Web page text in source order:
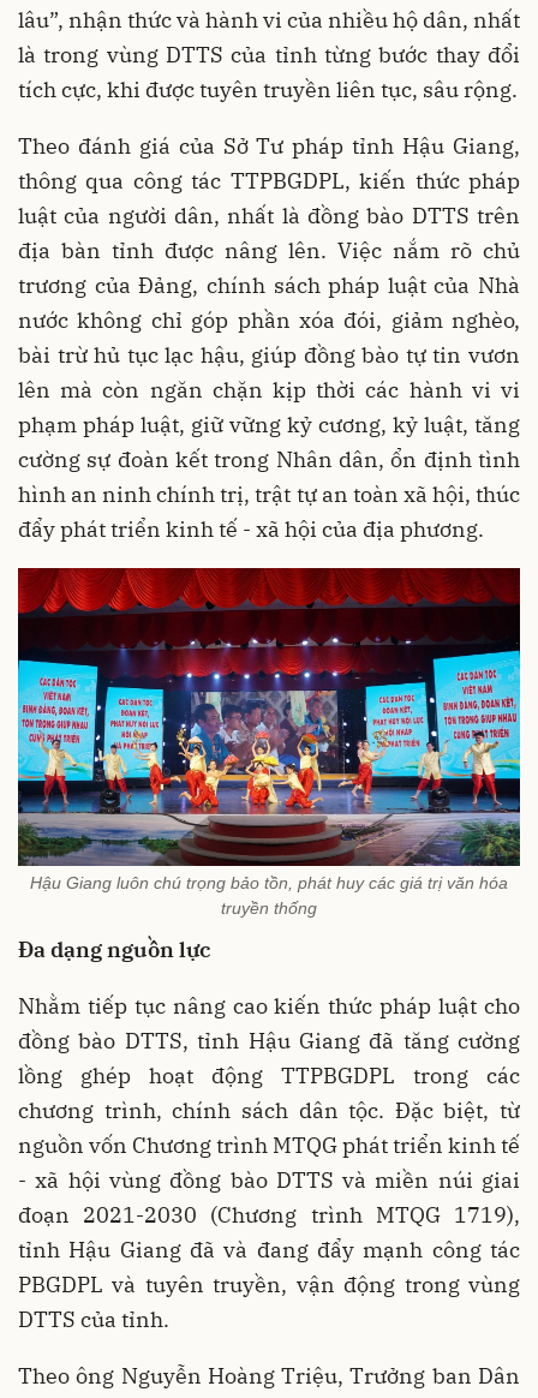
lâu”, nhận thức và hành vi của nhiều hộ dân, nhất
là trong vùng DTTS của tỉnh từng bước thay đổi
tích cực, khi được tuyên truyền liên tục, sâu rộng.
Theo đánh giá của Sở Tư pháp tỉnh Hậu Giang,
thông qua công tác TTPBGDPL, kiến thức pháp
luật của người dân, nhất là đồng bào DTTS trên
địa bàn tỉnh được nâng lên. Việc nắm rõ chủ
trương của Đảng, chính sách pháp luật của Nhà
nước không chỉ góp phần xóa đói, giảm nghèo,
bài trừ hủ tục lạc hậu, giúp đồng bào tự tin vươn
lên mà còn ngăn chặn kịp thời các hành vi vi
phạm pháp luật, giữ vững kỷ cương, kỷ luật, tăng
cường sự đoàn kết trong Nhân dân, ổn định tình
hình an ninh chính trị, trật tự an toàn xã hội, thúc
đẩy phát triển kinh tế - xã hội của địa phương.
Hậu Giang luôn chú trọng bảo tồn, phát huy các giá trị văn hóa
truyền thống
Đa dạng nguồn lực
Nhằm tiếp tục nâng cao kiến thức pháp luật cho
đồng bào DTTS, tỉnh Hậu Giang đã tăng cường
lồng ghép hoạt động TTPBGDPL trong các
chương trình, chính sách dân tộc. Đặc biệt, từ
nguồn vốn Chương trình MTQG phát triển kinh tế
- xã hội vùng đồng bào DTTS và miền núi giai
đoạn 2021-2030 (Chương trình MTQG 1719),
tỉnh Hậu Giang đã và đang đẩy mạnh công tác
PBGDPL và tuyên truyền, vận động trong vùng
DTTS của tỉnh.
Theo ông Nguyễn Hoàng Triệu, Trưởng ban Dân